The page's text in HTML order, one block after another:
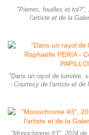
"Pierres, feuilles et toi?",
l'artiste et de la
"Dans un rayol de lumière,
- Courtesy de l'artiste et de
"Monochrome #3", 2024